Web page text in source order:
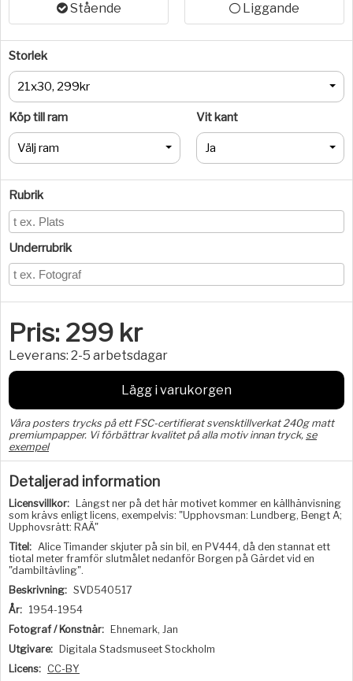
Stående Liggande
Storlek
21x30, 299kr
Köp till ram
Välj ram
Vit kant
Ja
Rubrik
Underrubrik
Pris: 299 kr
Leverans: 2-5 arbetsdagar
Lägg i varukorgen
Våra posters trycks på ett FSC-certifierat svensktillverkat 240g matt
premiumpapper. Vi förbättrar kvalitet på alla motiv innan tryck, se
exempel
Detaljerad information
Licensvillkor:
Längst ner på det här motivet kommer en källhänvisning
som krävs enligt licens, exempelvis: "Upphovsman: Lundberg, Bengt A;
Upphovsrätt: RAÄ"
Titel: Alice Timander skjuter på sin bil, en PV444, då den stannat ett
tiotal meter framför slutmålet nedanför Borgen på Gärdet vid en
"dambiltävling".
Beskrivning: SVD540517
År: 1954-1954
Fotograf / Konstnär:
Ehnemark, Jan
Utgivare:
Digitala Stadsmuseet Stockholm
Licens: CC-BY